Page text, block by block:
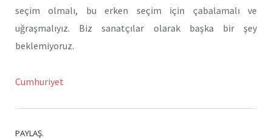
seçim olmalı, bu erken seçim için çabalamalı ve
uğraşmalıyız. Biz sanatçılar olarak başka bir şey
beklemiyoruz.
Cumhuriyet
PAYLAŞ.